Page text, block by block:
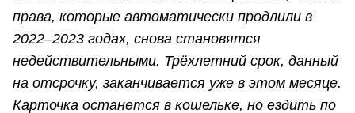
права, которые автоматически продлили в
2022–2023 годах, снова становятся
недействительными. Трёхлетний срок, данный
на отсрочку, заканчивается уже в этом месяце.
Карточка останется в кошельке, но ездить по